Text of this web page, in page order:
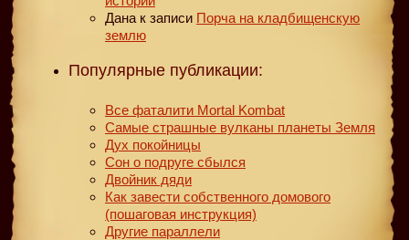
Дана к записи Порча на кладбищенскую
землю
Популярные публикации:
Все фаталити Mortal Kombat
Самые страшные вулканы планеты Земля
Дух покойницы
Сон о подруге сбылся
Двойник дяди
Как завести собственного домового
(пошаговая инструкция)
Другие параллели